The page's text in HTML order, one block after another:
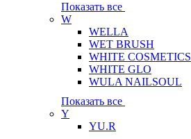
Показать все
W
WELLA
WET BRUSH
WHITE COSMETICS
WHITE GLO
WULA NAILSOUL
Показать все
Y
YU.R